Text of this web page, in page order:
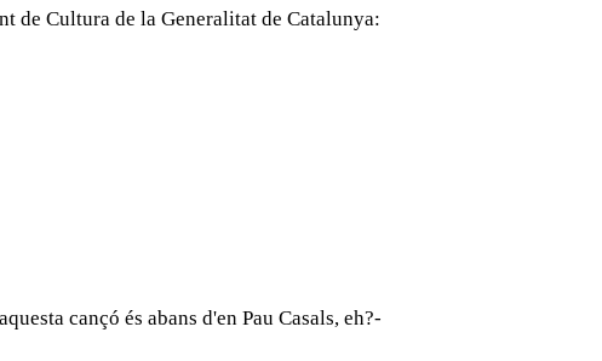
de Cultura de la Generalitat de Catalunya:
cançó és abans d'en Pau Casals, eh?-